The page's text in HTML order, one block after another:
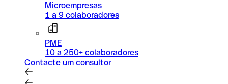
Microempresas
1 a 9 colaboradores
PME
10 a 250+ colaboradores
Contacte um consultor